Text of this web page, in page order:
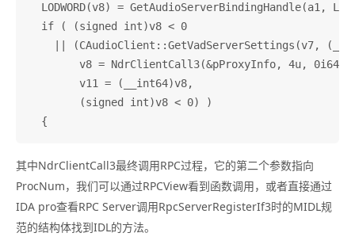
LODWORD(v8) = GetAudioServerBindingHandle(a1,
  if ( (signed int)v8 < 0
|| (CAudioClient::GetVadServerSettings(v7,
v8 = NdrClientCall3(&pProxyInfo, 4u, 0i64,
        v11 = (__int64)v8,
        (signed int)v8 < 0) )
其中NdrClientCall3最终调用RPC过程，它的第二个参数指向
ProcNum，我们可以通过RPCView看到函数调用，或者直接通过
IDA pro查看RPC Server调用RpcServerRegisterIf3时的MIDL规
范的结构体找到IDL的方法。